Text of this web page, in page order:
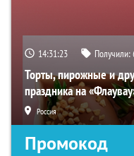
14:31:22 Получили:
Торты, пирожные и
праздника на
Россия
Промокод